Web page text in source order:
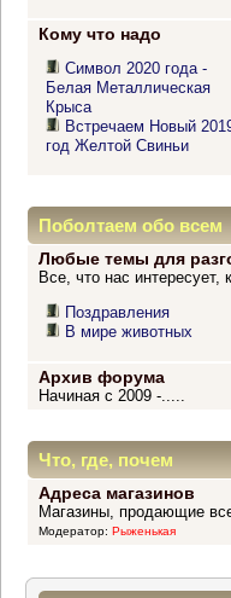
Кому что надо
Символ 2020 года -
Белая Металлическая
Крыса
Встречаем Новый
год Желтой Свиньи
Поболтаем обо всем
Любые темы для
Все, что нас интересует,
Поздравления
В мире животных
Архив форума
Начиная с 2009 -.....
Что, где, почем
Адреса магазинов
Магазины, продающие
Модератор: Рыженькая